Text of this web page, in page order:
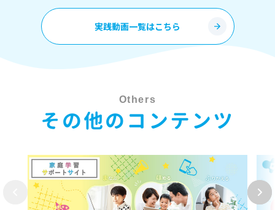
実践動画一覧はこちら
Others
その他のコンテンツ